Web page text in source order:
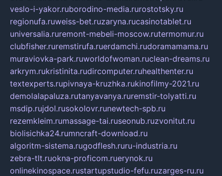
veslo-i-yakor.ruborodino-media.rurostotsky.ru
regionufa.ruweiss-bet.ruzaryna.rucasinotablet.ru
universalia.ruremont-mebeli-moscow.rutermomur.ru
clubfisher.ruremstirufa.ruerdamchi.rudoramamama.ru
muraviovka-park.ruworldofwoman.ruclean-dreams.ru
arkrym.rukristinita.rudircomputer.ruhealthenter.ru
textexperts.rupivnaya-kruzhka.rukinofilmy-2021.ru
demolalapaluza.rutanyavanya.ruremstir-tolyatti.ru
msdip.rujdol.rusokolovr.runewtech-spb.ru
rezemkleim.rumassage-tai.ruseonub.ruzvonitut.ru
biolisichka24.rumncraft-download.ru
algoritm-sistema.rugodflesh.ruru-industria.ru
zebra-tlt.ruokna-proficom.ruerynok.ru
onlinekinospace.rustartupstudio-fefu.ruzarges-ru.ru